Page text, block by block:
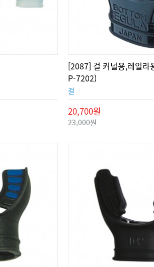
[2087] 걸 커널용,레일라
P-7202)
걸
20,700원
23,000원